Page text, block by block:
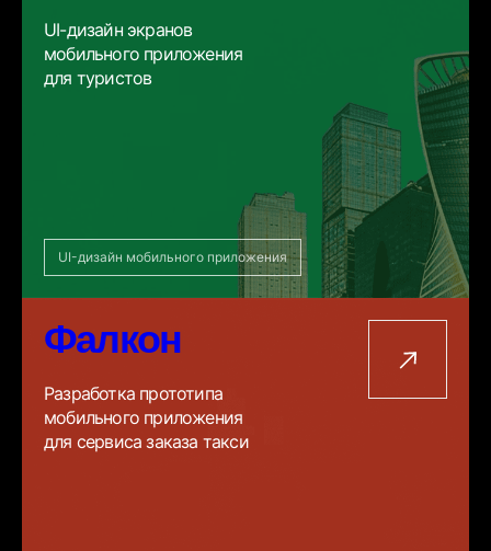
UI-дизайн экранов
мобильного приложения
для туристов
UI-дизайн мобильного приложения
Фалкон
Разработка прототипа
мобильного приложения
для сервиса заказа такси